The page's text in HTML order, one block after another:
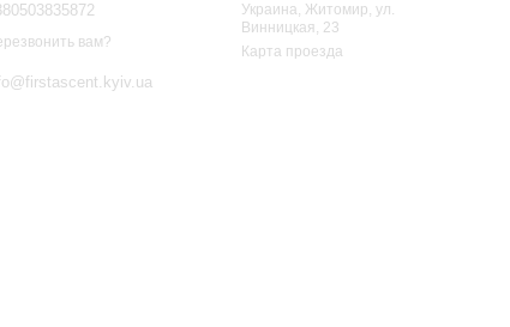
вам?
Украина, Житомир, ул.
Винницкая, 23
Карта проезда